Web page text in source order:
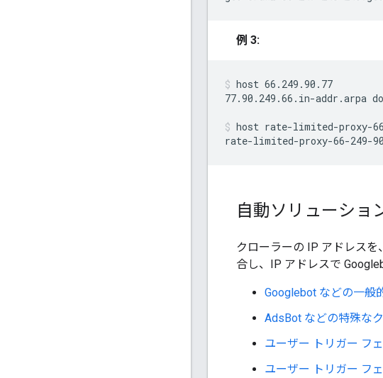
例 3:
host 66.249.90.77
77.90.249.66.in-addr.arpa
host rate-limited-proxy-
rate-limited-proxy-66-249-
自動ソリューショ
クローラーの IP アドレス
合し、IP アドレスで
Googlebot などの一般
AdsBot などの特殊な
ユーザー トリガー フ
ユーザー トリガー フ